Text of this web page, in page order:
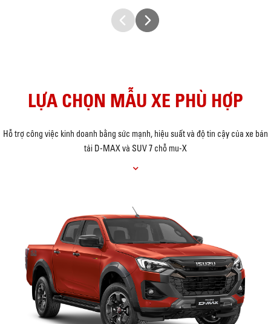
LỰA CHỌN MẪU XE PHÙ HỢP
Hỗ trợ công việc kinh doanh bằng sức mạnh, hiệu suất và độ tin cậy của xe bán
tải D-MAX và SUV 7 chỗ mu-X